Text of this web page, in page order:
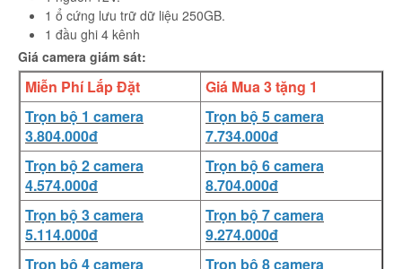
1 ổ cứng lưu trữ dữ liệu 250GB.
1 đầu ghi 4 kênh
Giá camera giám sát:
Miễn Phí Lắp Đặt
Giá Mua 3 tặng 1
Trọn bộ 1 camera
3.804.000đ
Trọn bộ 5 camera
7.734.000đ
Trọn bộ 2 camera
4.574.000đ
Trọn bộ 6 camera
8.704.000đ
Trọn bộ 3 camera
5.114.000đ
Trọn bộ 7 camera
9.274.000đ
Trọn bộ 4 camera
Trọn bộ 8 camera